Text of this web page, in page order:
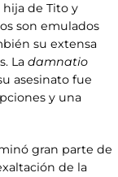
hija de Tito y
son emulados
su extensa
La damnatio
asesinato fue
y una
gran parte de
de la